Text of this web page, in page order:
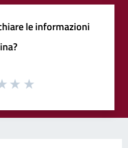
le informazioni